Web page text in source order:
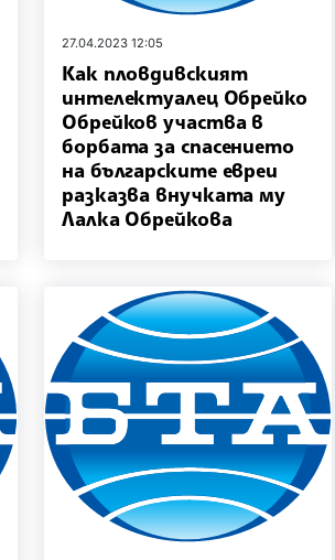
27.04.2023 12:05
Как пловдивският
интелектуалец Обрейко
Обрейков участва в
борбата за спасението
на българските евреи
разказва внучката му
Лалка Обрейкова